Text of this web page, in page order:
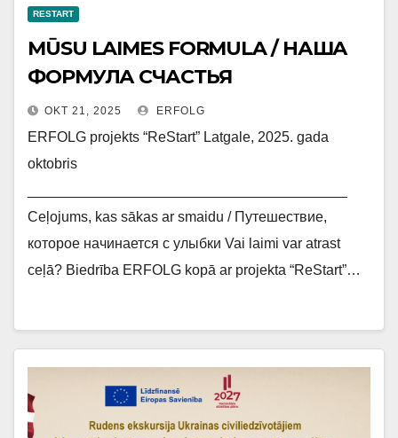
RESTART
MŪSU LAIMES FORMULA / НАША
ФОРМУЛА СЧАСТЬЯ
OKT 21, 2025 ERFOLG
ERFOLG projekts “ReStart” Latgale, 2025. gada
oktobris
Ceļojums, kas sākas ar smaidu / Путешествие,
которое начинается с улыбки Vai laimi var atrast
ceļā? Biedrība ERFOLG kopā ar projekta “ReStart”…